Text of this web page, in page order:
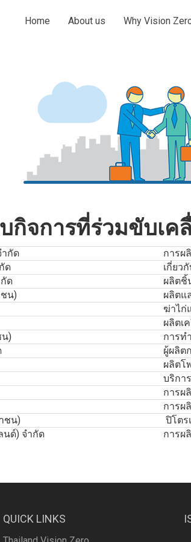
Home About us Why Vision
จการที่ร่วมขับเค
ำกัด
การผ
ด
เกี่ยว
ด
ผลิตชิ้
น)
ผลิตแ
ฆ่าไก่
ผลิตเ
น)
การท
ผู้ผลิต
ผลิตโ
บริกา
การผ
การผ
ชน)
ปิโตร
นด์) จำกัด การผ
QUICK LINKS